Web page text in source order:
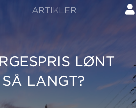
ARTIKLER
LØNT
SÅ LANGT?